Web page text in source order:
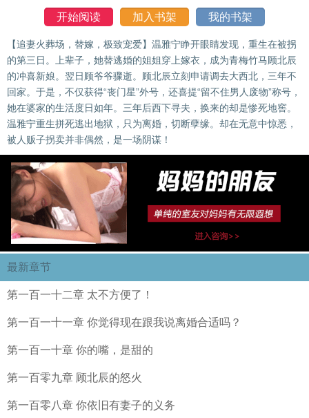
开始阅读 加入书架 我的书架
【追妻火葬场，替嫁，极致宠爱】温雅宁睁开眼睛发现，重生在被拐
的第三日。上辈子，她替逃婚的姐姐穿上嫁衣，成为青梅竹马顾北辰
的冲喜新娘。翌日顾爷爷骤逝。顾北辰立刻申请调去大西北，三年不
回家。于是，不仅获得“丧门星”外号，还喜提“留不住男人废物”称号，
她在婆家的生活度日如年。三年后西下寻夫，换来的却是惨死地窖。
温雅宁重生拼死逃出地狱，只为离婚，切断孽缘。却在无意中惊悉，
被人贩子拐卖并非偶然，是一场阴谋！
最新章节
第一百一十二章 太不方便了！
第一百一十一章 你觉得现在跟我说离婚合适吗？
第一百一十章 你的嘴，是甜的
第一百零九章 顾北辰的怒火
第一百零八章 你依旧有妻子的义务